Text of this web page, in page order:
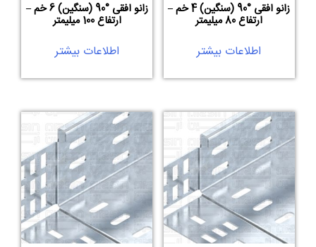
زانو افقی °90 (سنگین) 4 خم –
ارتفاع 80 میلیمتر
اطلاعات بیشتر
زانو افقی °90 (سنگین) 6 خم –
ارتفاع 100 میلیمتر
اطلاعات بیشتر